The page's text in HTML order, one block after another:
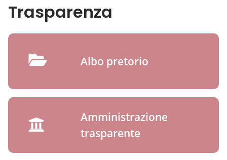
Trasparenza
Albo pretorio
Amministrazione
trasparente